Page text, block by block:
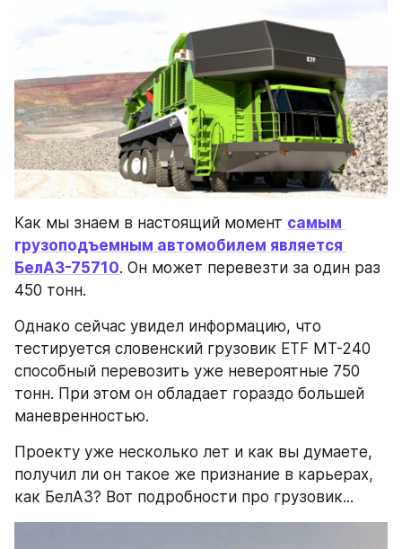
Как мы знаем в настоящий момент самым
грузоподъемным автомобилем является
БелАЗ-75710. Он может перевезти за один раз
450 тонн.
Однако сейчас увидел информацию, что
тестируется словенский грузовик ETF MT-240
способный перевозить уже невероятные 750
тонн. При этом он обладает гораздо большей
маневренностью.
Проекту уже несколько лет и как вы думаете,
получил ли он такое же признание в карьерах,
как БелАЗ? Вот подробности про грузовик...